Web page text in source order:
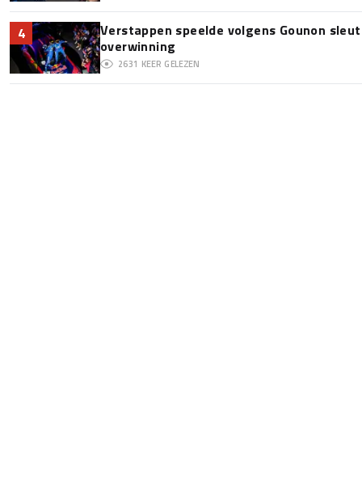
4
Verstappen speelde volgens Gounon
overwinning
2631 KEER GELEZEN